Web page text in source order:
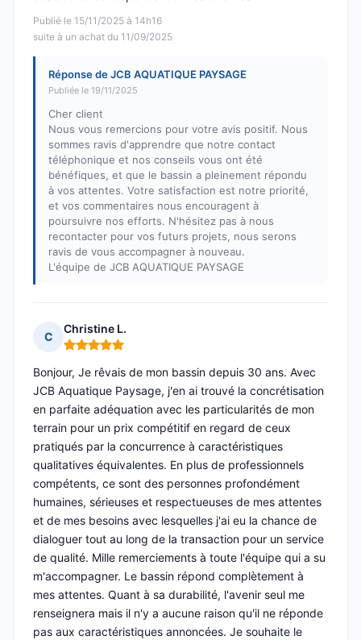
Publié le 15/11/2025 à 14h16
suite à un achat du 11/09/2025
Réponse de JCB AQUATIQUE PAYSAGE
Publiée le 19/11/2025
Cher client
Nous vous remercions pour votre avis positif. Nous
sommes ravis d'apprendre que notre contact
téléphonique et nos conseils vous ont été
bénéfiques, et que le bassin a pleinement répondu
à vos attentes. Votre satisfaction est notre priorité,
et vos commentaires nous encouragent à
poursuivre nos efforts. N'hésitez pas à nous
recontacter pour vos futurs projets, nous serons
ravis de vous accompagner à nouveau.
L'équipe de JCB AQUATIQUE PAYSAGE
C
Christine L.
Note : 5 sur 5
Bonjour, Je rêvais de mon bassin depuis 30 ans. Avec
JCB Aquatique Paysage, j'en ai trouvé la concrétisation
en parfaite adéquation avec les particularités de mon
terrain pour un prix compétitif en regard de ceux
pratiqués par la concurrence à caractéristiques
qualitatives équivalentes. En plus de professionnels
compétents, ce sont des personnes profondément
humaines, sérieuses et respectueuses de mes attentes
et de mes besoins avec lesquelles j'ai eu la chance de
dialoguer tout au long de la transaction pour un service
de qualité. Mille remerciements à toute l'équipe qui a su
m'accompagner. Le bassin répond complètement à
mes attentes. Quant à sa durabilité, l'avenir seul me
renseignera mais il n'y a aucune raison qu'il ne réponde
pas aux caractéristiques annoncées. Je souhaite le